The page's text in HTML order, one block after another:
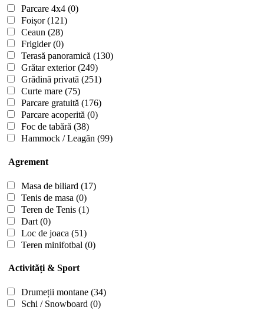
Parcare 4x4 (0)
Foișor(121)
Ceaun (28)
Frigider(0)
Terasă panoramică (130)
Grătar exterior(249)
Grădină privată (251)
Curte mare (75)
Parcare gratuită (176)
Parcare acoperită (0)
Foc de tabără (38)
Hammock / Leagăn (99)
Agrement
Masa de biliard (17)
Tenis de masa (0)
Teren de Tenis (1)
Dart (0)
Loc de joaca (51)
Teren minifotbal (0)
Activități & Sport
Drumeții montane (34)
Schi / Snowboard (0)